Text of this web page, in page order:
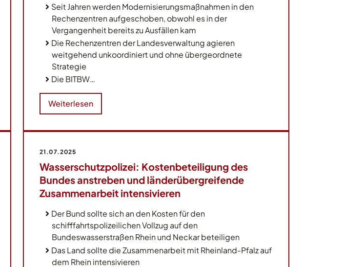
Seit Jahren werden Modernisierungsmaßnahmen in den
Rechenzentren aufgeschoben, obwohl es in der
Vergangenheit bereits zu Ausfällen kam
Die Rechenzentren der Landesverwaltung agieren
weitgehend unkoordiniert und ohne übergeordnete
Strategie
Die BITBW…
Weiterlesen
21.07.2025
Wasserschutzpolizei: Kostenbeteiligung des
Bundes anstreben und länderübergreifende
Zusammenarbeit intensivieren
Der Bund sollte sich an den Kosten für den
schifffahrtspolizeilichen Vollzug auf den
Bundeswasserstraßen Rhein und Neckar beteiligen
Das Land sollte die Zusammenarbeit mit Rheinland-Pfalz auf
dem Rhein intensivieren